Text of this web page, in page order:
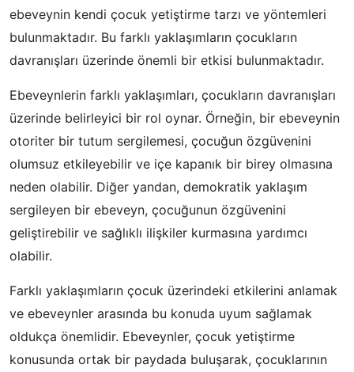
ebeveynin kendi çocuk yetiştirme tarzı ve yöntemleri
bulunmaktadır. Bu farklı yaklaşımların çocukların
davranışları üzerinde önemli bir etkisi bulunmaktadır.
Ebeveynlerin farklı yaklaşımları, çocukların davranışları
üzerinde belirleyici bir rol oynar. Örneğin, bir ebeveynin
otoriter bir tutum sergilemesi, çocuğun özgüvenini
olumsuz etkileyebilir ve içe kapanık bir birey olmasına
neden olabilir. Diğer yandan, demokratik yaklaşım
sergileyen bir ebeveyn, çocuğunun özgüvenini
geliştirebilir ve sağlıklı ilişkiler kurmasına yardımcı
olabilir.
Farklı yaklaşımların çocuk üzerindeki etkilerini anlamak
ve ebeveynler arasında bu konuda uyum sağlamak
oldukça önemlidir. Ebeveynler, çocuk yetiştirme
konusunda ortak bir paydada buluşarak, çocuklarının